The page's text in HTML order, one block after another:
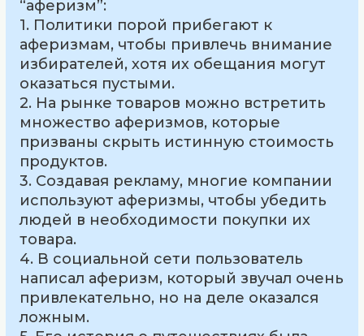
“аферизм”:
1. Политики порой прибегают к
аферизмам, чтобы привлечь внимание
избирателей, хотя их обещания могут
оказаться пустыми.
2. На рынке товаров можно встретить
множество аферизмов, которые
призваны скрыть истинную стоимость
продуктов.
3. Создавая рекламу, многие компании
используют аферизмы, чтобы убедить
людей в необходимости покупки их
товара.
4. В социальной сети пользователь
написал аферизм, который звучал очень
привлекательно, но на деле оказался
ложным.